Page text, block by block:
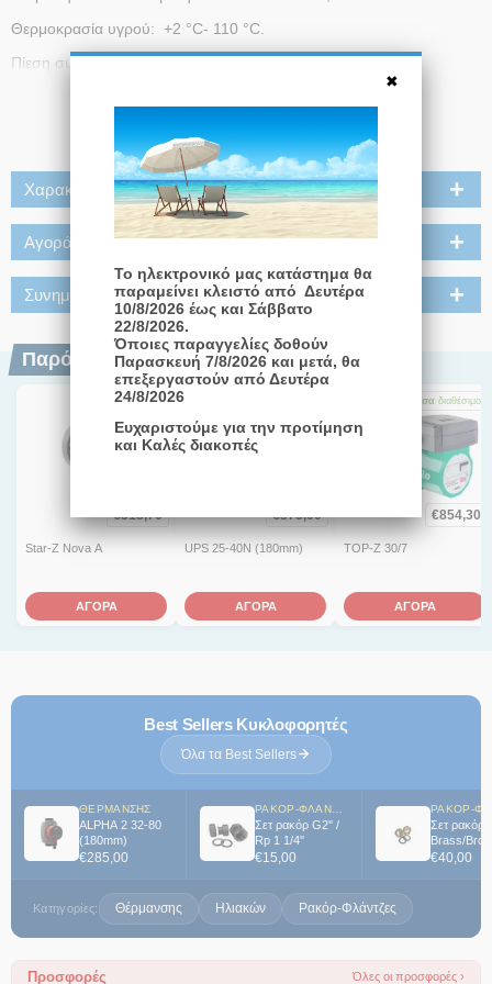
Θερμοκρασία υγρού: +2 °C- 110 °C.
Πίεση συστήματος: 10 bar.
Κλάση μόνωσης: F.
Πιστοποιήσεις: CE,VDE,EAC,WEEE
Χαρακτηριστικά
Αγοράστε μαζί
Συνημμένα
Παρόμοια Προϊόντα
Άμεσαδιαθέσιμο
€313,70
Star-Z Nova A
ΑΓΟΡΑ
€373,00
UPS 25-40N (180mm)
ΑΓΟΡΑ
Άμεσα διαθέσιμο
€854,30
TOP-Z 30/7
ΑΓΟΡΑ
Best Sellers Κυκλοφορητές
Όλα τα Best Sellers
ΘΈΡΜΑΝΣΗΣ
ALPHA 2 32-80
(180mm)
€285,00
Σετ ρακόρ G2'' /
Rp 1 1/4''
€15,00
Σετ ρακόρ
Brass/
1 1/4 / Rp
€40,00
Κατηγορίες: Θέρμανσης Ηλιακών Ρακόρ-Φλάντζες
Προσφορές Όλες οι προσφορές ›
Το ηλεκτρονικό μας κατάστημα θα
παραμείνει κλειστό από Δευτέρα
10/8/2026 έως και Σάββατο
22/8/2026.
Όποιες παραγγελίες δοθούν
Παρασκευή 7/8/2026 και μετά, θα
επεξεργαστούν από Δευτέρα
24/8/2026
Ευχαριστούμε για την προτίμηση
και Καλές διακοπές